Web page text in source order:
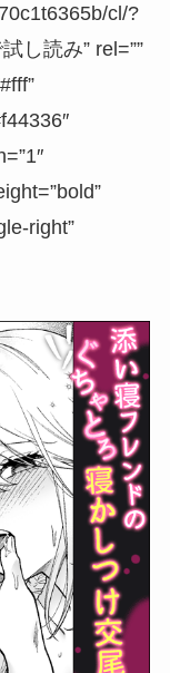
cl/?
し読み” rel=””
right”